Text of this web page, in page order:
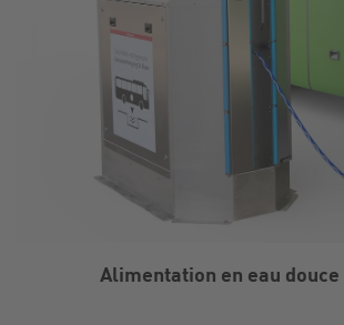
Alimentation en eau